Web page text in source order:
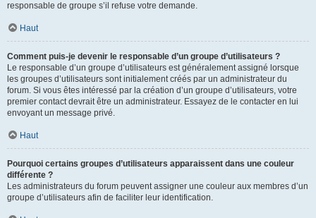
responsable de groupe s’il refuse votre demande.
Haut
Comment puis-je devenir le responsable d’un groupe d’utilisateurs ?
Le responsable d’un groupe d’utilisateurs est généralement assigné lorsque
les groupes d’utilisateurs sont initialement créés par un administrateur du
forum. Si vous êtes intéressé par la création d’un groupe d’utilisateurs, votre
premier contact devrait être un administrateur. Essayez de le contacter en lui
envoyant un message privé.
Haut
Pourquoi certains groupes d’utilisateurs apparaissent dans une couleur
différente ?
Les administrateurs du forum peuvent assigner une couleur aux membres d’un
groupe d’utilisateurs afin de faciliter leur identification.